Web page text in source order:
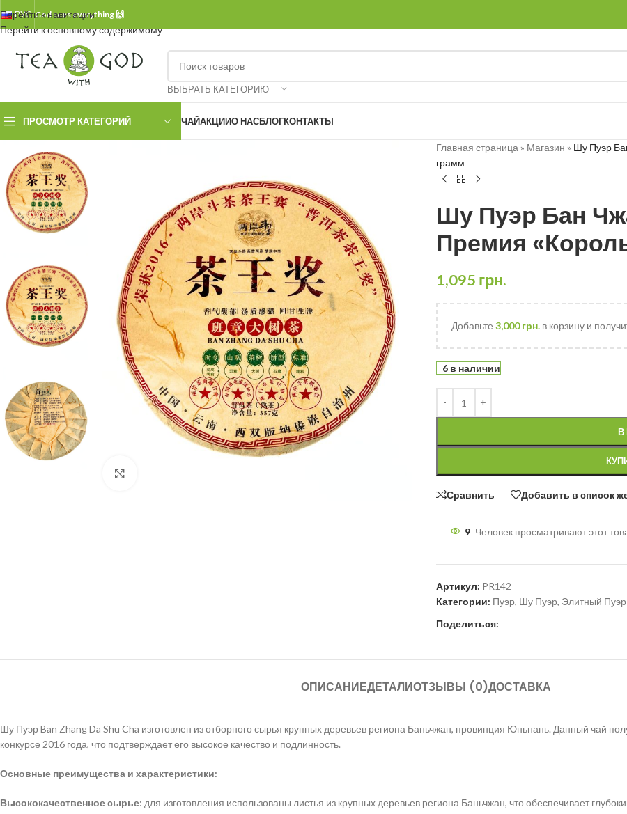
Перейти к навигации
Перейти к основному содержимому
РУС.God sees everything 🙌
ВЫБРАТЬ КАТЕГОРИЮ
ПРОСМОТР КАТЕГОРИЙ ЧАЙАКЦИИО НАСБЛОГКОНТАКТЫ
Главная страница » Магазин » Шу Пуэр
грамм
Шу Пуэр Бан
Премия
1,095 грн.
Добавьте 3,000грн.в корзину и
6 в наличии
В
Сравнить Добавить в список
9 Человек просматривают этот
Артикул: PR142
Категории: Пуэр, Шу Пуэр, Элитный Пуэр
Поделиться:
ОПИСАНИЕДЕТАЛИОТЗЫВЫ (0)ДОСТАВКА
Шу Пуэр Ban Zhang Da Shu Cha изготовлен из отборного сырья крупных деревьев региона Баньчжан, провинция Юньнань. Данный чай
конкурсе 2016 года, что подтверждает его высокое качество и подлинность.
Основные преимущества и характеристики:
Высококачественное сырье: для изготовления использованы листья из крупных деревьев региона Баньчжан, что обеспечивает